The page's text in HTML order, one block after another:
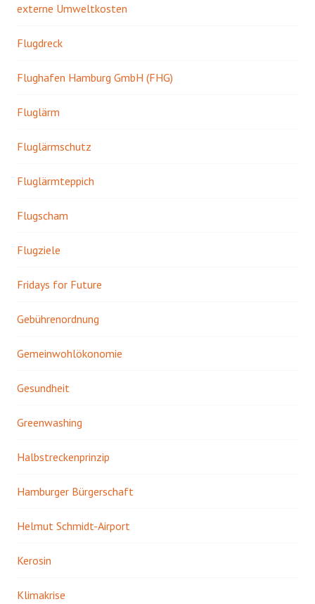
externe Umweltkosten
Flugdreck
Flughafen Hamburg GmbH (FHG)
Fluglärm
Fluglärmschutz
Fluglärmteppich
Flugscham
Flugziele
Fridays for Future
Gebührenordnung
Gemeinwohlökonomie
Gesundheit
Greenwashing
Halbstreckenprinzip
Hamburger Bürgerschaft
Helmut Schmidt-Airport
Kerosin
Klimakrise